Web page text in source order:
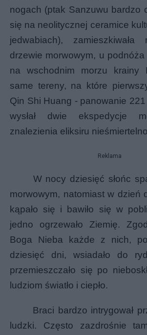
nogach (ptak Sanzuwu bardzo
się na neolitycznej ceramice
jedwabiach), zamieszkiwała
drzewie morwowym, u podnóża
na wschodnim morzu krainy
same tereny, na które
Qin Shi Huang - panowanie
wysłał dwie ekspedycje
znalezienia eliksiru
Reklama
W nocy dziesięć słońc
morwowym, natomiast w dzień
kąpało się i bawiło się w
jedno ogrzewało Ziemię.
Boga Nieba każde z nich,
dziesięć dni, wsiadało do
przemieszczało się po
ludziom światło i ciepło.
Braci bardzo intrygował
ludzki. Często zazdrośnie